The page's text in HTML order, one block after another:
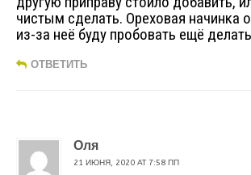
чистым сделать. Ореховая начинка
из-за неё буду пробовать ещё
ОТВЕТИТЬ
Оля
21 ИЮНЯ, 2020 AT 7:58 ПП